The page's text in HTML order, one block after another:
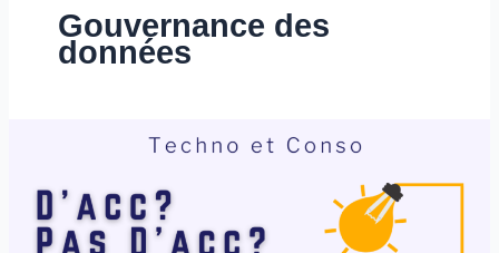
Gouvernance des
données